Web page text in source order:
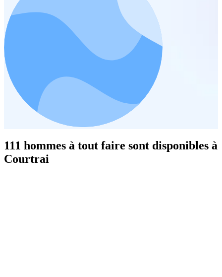
111 hommes à tout faire sont disponibles à
Courtrai